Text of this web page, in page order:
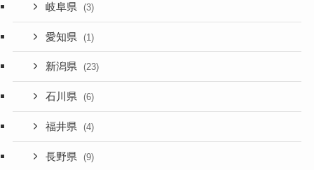
岐阜県 (3)
愛知県 (1)
新潟県 (23)
石川県 (6)
福井県 (4)
長野県 (9)